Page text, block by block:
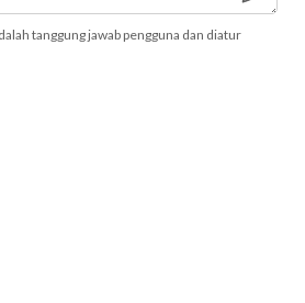
tanggung jawab pengguna dan diatur